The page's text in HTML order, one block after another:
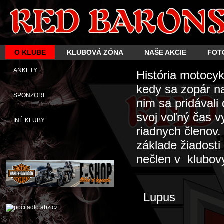
O KLUBE KLUBOVÁ ZÓNA NAŠE AKCIE
História
kedy sa zopár
nim sa
svoj voľný čas
riadnych
základe
nečlen v
Lupus
ANKETY
SPONZORI
INÉ KLUBY